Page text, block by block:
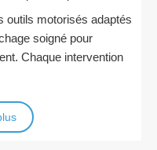
outils motorisés adaptés
soigné pour
Chaque intervention